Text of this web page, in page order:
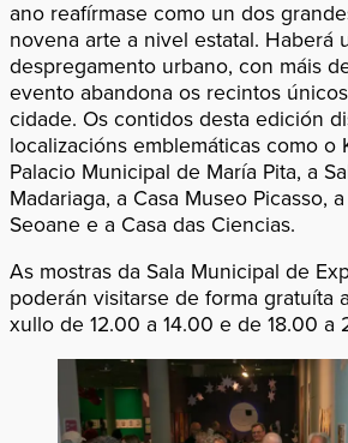
ano reafírmase como un dos
novena arte a nivel estatal. Haberá
despregamento urbano, con máis
evento abandona os recintos
cidade. Os contidos desta edición
localizacións emblemáticas como o
Palacio Municipal de María Pita, a
Madariaga, a Casa Museo Picasso,
Seoane e a Casa das Ciencias.
As mostras da Sala Municipal de
poderán visitarse de forma gratuíta
xullo de 12.00 a 14.00 e de 18.00 a